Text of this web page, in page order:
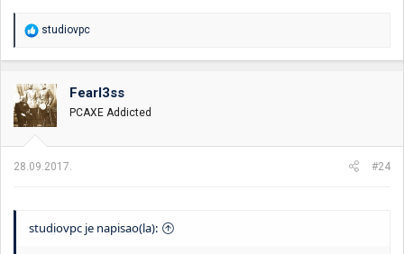
R
o
v
a
n
:
studiovpc
Fearl3ss
PCAXE Addicted
28.09.2017. #24
studiovpc je napisao(la):